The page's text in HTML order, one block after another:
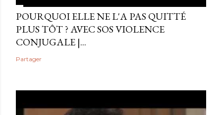
POURQUOI ELLE NE L'A PAS QUITTÉ
PLUS TÔT ? AVEC SOS VIOLENCE
CONJUGALE |...
Partager